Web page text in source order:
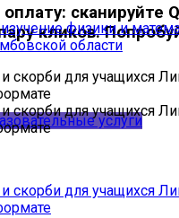
сканируйте
кликов.
услуги
физики и
области
скорби для учащихся
скорби для учащихся
скорби для учащихся